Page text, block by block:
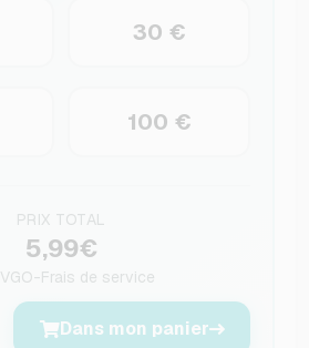
30 €
100 €
PRIX TOTAL
5,99€
VGO-Frais de service
Dans mon panier